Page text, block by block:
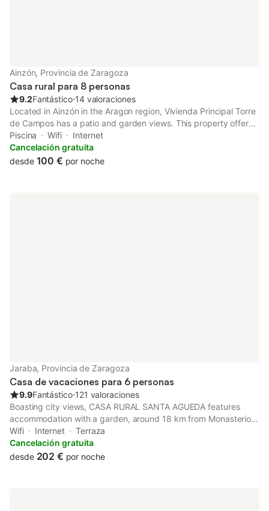
Ainzón, Provincia de Zaragoza
Casa rural para 8 personas
9.2Fantástico⋅14 valoraciones
Located in Ainzón in the Aragon region, Vivienda Principal Torre
de Campos has a patio and garden views. This property offers
access to a balcony, free private parking and free WiFi.
Piscina Wifi
Internet
Cancelación gratuita
desde 100 € por noche
Jaraba, Provincia de Zaragoza
Casa de vacaciones para 6 personas
9.9Fantástico⋅121 valoraciones
Boasting city views, CASA RURAL SANTA AGUEDA features
accommodation with a garden, around 18 km from Monasterio
de Piedra Natural Park.
Wifi Internet
Terraza
Cancelación gratuita
desde 202 € por noche